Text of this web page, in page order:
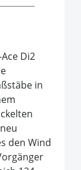
Di2
in
den Wind